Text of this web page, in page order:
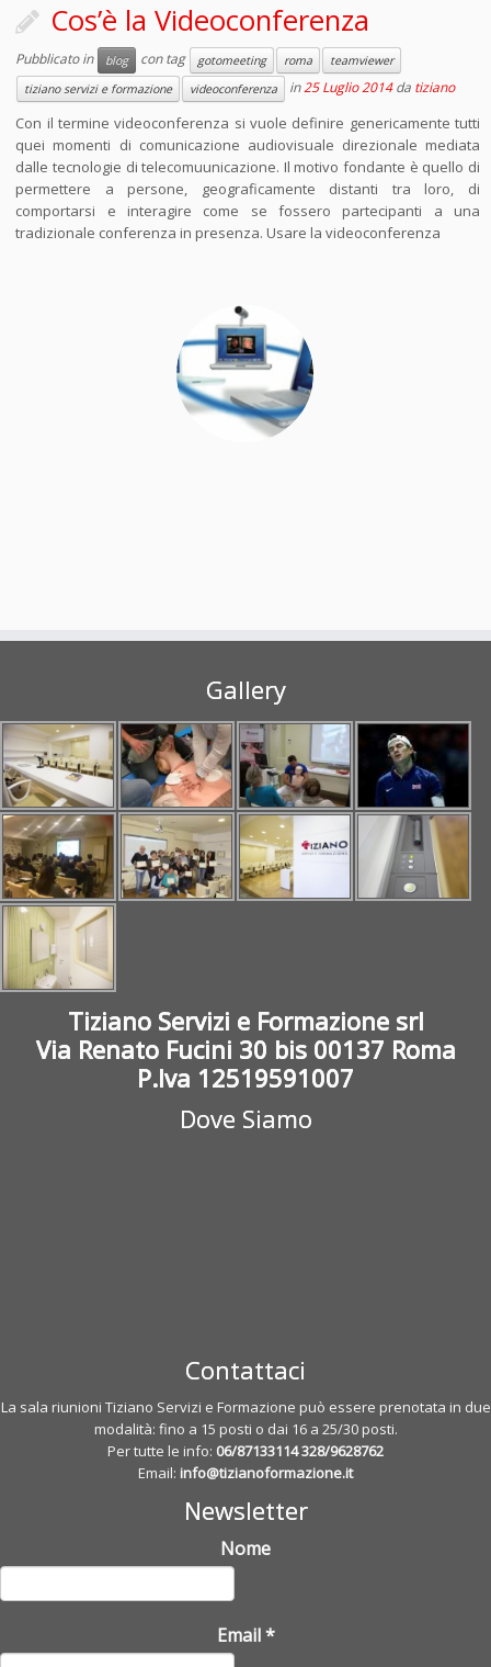
Cos’è la Videoconferenza
Pubblicato in blog con tag gotomeeting roma
teamviewer
tiziano servizi e formazione
videoconferenza in25 Luglio 2014 da tiziano
Con il termine videoconferenza si vuole definire genericamente tutti
quei momenti di comunicazione audiovisuale direzionale mediata
dalle tecnologie di telecomuunicazione. Il motivo fondante è quello di
permettere a persone, geograficamente distanti tra loro, di
comportarsi e interagire come se fossero partecipanti a una
tradizionale conferenza in presenza. Usare la videoconferenza
Gallery
Tiziano Servizi e Formazione srl
Via Renato Fucini 30 bis 00137 Roma
P.Iva 12519591007
Dove Siamo
Contattaci
La sala riunioni Tiziano Servizi e Formazione può essere prenotata in due
modalità: fino a 15 posti o dai 16 a 25/30 posti.
Per tutte le info: 06/87133114328/9628762
Email: info@tizianoformazione.it
Newsletter
Nome
Email*